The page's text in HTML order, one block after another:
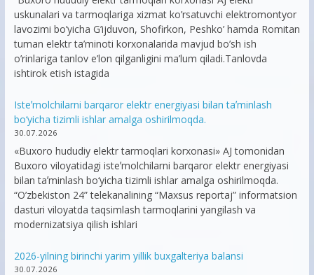
uskunalari va tarmoqlariga xizmat ko’rsatuvchi elektromontyor
lavozimi bo’yicha G’ijduvon, Shofirkon, Peshko’ hamda Romitan
tuman elektr ta’minoti korxonalarida mavjud bo’sh ish
o’rinlariga tanlov e’lon qilganligini ma’lum qiladi.Tanlovda
ishtirok etish istagida
Isteʼmolchilarni barqaror elektr energiyasi bilan taʼminlash
bo‘yicha tizimli ishlar amalga oshirilmoqda.
30.07.2026
«Buxoro hududiy elektr tarmoqlari korxonasi» AJ tomonidan
Buxoro viloyatidagi isteʼmolchilarni barqaror elektr energiyasi
bilan taʼminlash bo‘yicha tizimli ishlar amalga oshirilmoqda.
“O’zbekiston 24” telekanalining “Maxsus reportaj” informatsion
dasturi viloyatda taqsimlash tarmoqlarini yangilash va
modernizatsiya qilish ishlari
2026-yilning birinchi yarim yillik buxgalteriya balansi
30.07.2026